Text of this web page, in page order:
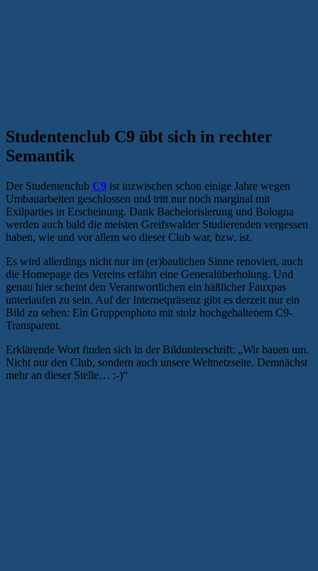
Studentenclub C9 übt sich in rechter
Semantik
Der Studentenclub C9 ist inzwischen schon einige Jahre wegen
Umbauarbeiten geschlossen und tritt nur noch marginal mit
Exilparties in Erscheinung. Dank Bachelorisierung und Bologna
werden auch bald die meisten Greifswalder Studierenden vergessen
haben, wie und vor allem wo dieser Club war, bzw. ist.
Es wird allerdings nicht nur im (er)baulichen Sinne renoviert, auch
die Homepage des Vereins erfährt eine Generalüberholung. Und
genau hier scheint den Verantwortlichen ein häßlicher Fauxpas
unterlaufen zu sein. Auf der Internetpräsenz gibt es derzeit nur ein
Bild zu sehen: Ein Gruppenphoto mit stolz hochgehaltenem C9-
Transparent.
Erklärende Wort finden sich in der Bildunterschrift: „Wir bauen um.
Nicht nur den Club, sondern auch unsere Weltnetzseite. Demnächst
mehr an dieser Stelle… :-)“